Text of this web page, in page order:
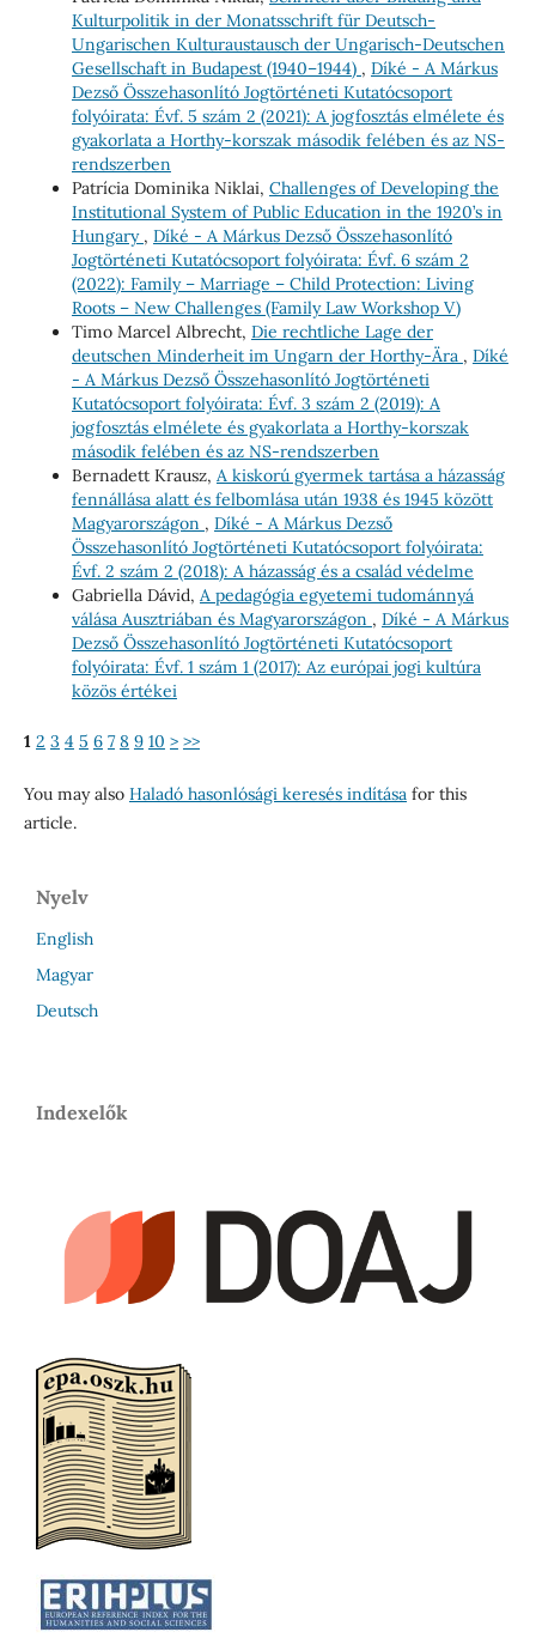
Kulturpolitik in der Monatsschrift für Deutsch-
Ungarischen Kulturaustausch der Ungarisch-Deutschen
Gesellschaft in Budapest (1940–1944) , Díké - A Márkus
Dezső Összehasonlító Jogtörténeti Kutatócsoport
folyóirata: Évf. 5 szám 2 (2021): A jogfosztás elmélete és
gyakorlata a Horthy-korszak második felében és az NS-
rendszerben
Patrícia Dominika Niklai, Challenges of Developing the
Institutional System of Public Education in the 1920’s in
Hungary , Díké - A Márkus Dezső Összehasonlító
Jogtörténeti Kutatócsoport folyóirata: Évf. 6 szám 2
(2022): Family – Marriage – Child Protection: Living
Roots – New Challenges (Family Law Workshop V)
Timo Marcel Albrecht, Die rechtliche Lage der
deutschen Minderheit im Ungarn der Horthy-Ära , Díké
- A Márkus Dezső Összehasonlító Jogtörténeti
Kutatócsoport folyóirata: Évf. 3 szám 2 (2019): A
jogfosztás elmélete és gyakorlata a Horthy-korszak
második felében és az NS-rendszerben
Bernadett Krausz, A kiskorú gyermek tartása a házasság
fennállása alatt és felbomlása után 1938 és 1945 között
Magyarországon , Díké - A Márkus Dezső
Összehasonlító Jogtörténeti Kutatócsoport folyóirata:
Évf. 2 szám 2 (2018): A házasság és a család védelme
Gabriella Dávid, A pedagógia egyetemi tudománnyá
válása Ausztriában és Magyarországon , Díké - A Márkus
Dezső Összehasonlító Jogtörténeti Kutatócsoport
folyóirata: Évf. 1 szám 1 (2017): Az európai jogi kultúra
közös értékei
1 2 3 4 5 6 7 8 9 10 > >>
You may also Haladó hasonlósági keresés indításafor this
article.
Nyelv
English
Magyar
Deutsch
Indexelők